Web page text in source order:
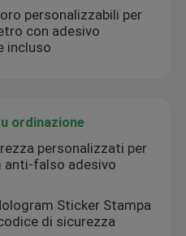
personalizzabili per
con adesivo
incluso
ordinazione
personalizzati per
anti-falso adesivo
Sticker Stampa
di sicurezza